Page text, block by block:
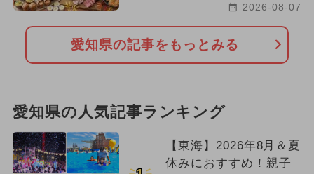
2026-08-07
愛知県の記事をもっとみる
愛知県の人気記事ランキング
【東海】2026年8月＆夏
休みにおすすめ！親子